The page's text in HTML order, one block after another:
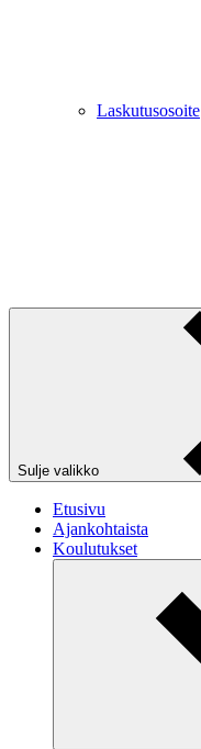
Laskutusosoite
Sulje valikko
Etusivu
Ajankohtaista
Koulutukset